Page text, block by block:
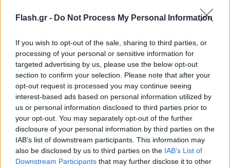
Flash.gr - Do Not Process My Personal Information
If you wish to opt-out of the sale, sharing to third parties, or
processing of your personal or sensitive information for
targeted advertising by us, please use the below opt-out
section to confirm your selection. Please note that after your
opt-out request is processed you may continue seeing
interest-based ads based on personal information utilized by
us or personal information disclosed to third parties prior to
your opt-out. You may separately opt-out of the further
disclosure of your personal information by third parties on the
IAB’s list of downstream participants. This information may
also be disclosed by us to third parties on the IAB’s List of
Downstream Participants that may further disclose it to other